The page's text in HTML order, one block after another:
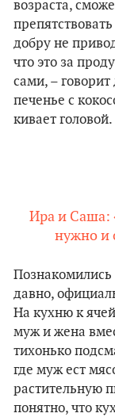
возраста,
добру не
что это за
сами, –
печенье с
кивает головой.
Ира и Саша:
нужно и
Познакомились
давно,
На кухню к
муж и жена
тихонько
где муж ест
растительную
понятно, что